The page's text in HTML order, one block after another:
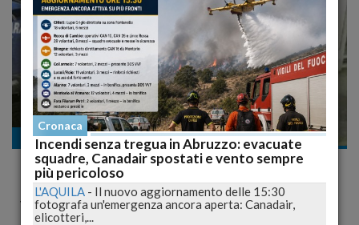
Cronaca nazionale
Giustizia per la 18enne: Arrestato
l'Aggressore Colombiano che l'ha
Violentata e Rapinata
Cronaca
Incendi senza tregua in Abruzzo: evacuate
squadre, Canadair spostati e vento sempre
più pericoloso
L'AQUILA - Il nuovo aggiornamento delle 15:30
fotografa un'emergenza ancora aperta: Canadair,
elicotteri,...